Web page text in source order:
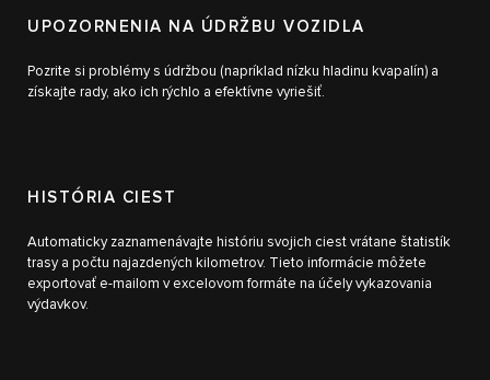
UPOZORNENIA NA ÚDRŽBU VOZIDLA
Pozrite si problémy s údržbou (napríklad nízku hladinu kvapalín) a
získajte rady, ako ich rýchlo a efektívne vyriešiť.
HISTÓRIA CIEST
Automaticky zaznamenávajte históriu svojich ciest vrátane štatistík
trasy a počtu najazdených kilometrov. Tieto informácie môžete
exportovať e-mailom v excelovom formáte na účely vykazovania
výdavkov.